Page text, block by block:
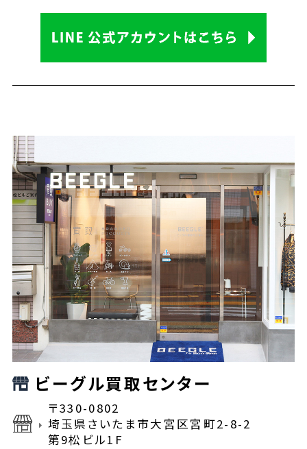
ビーグル買取センター
〒330-0802
埼玉県さいたま市大宮区宮町2-8-2
第9松ビル1F